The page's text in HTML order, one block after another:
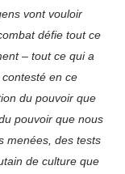
vont vouloir
défie tout ce
– tout ce qui a
en ce
du pouvoir que
pouvoir que nous
menées, des tests
de culture que